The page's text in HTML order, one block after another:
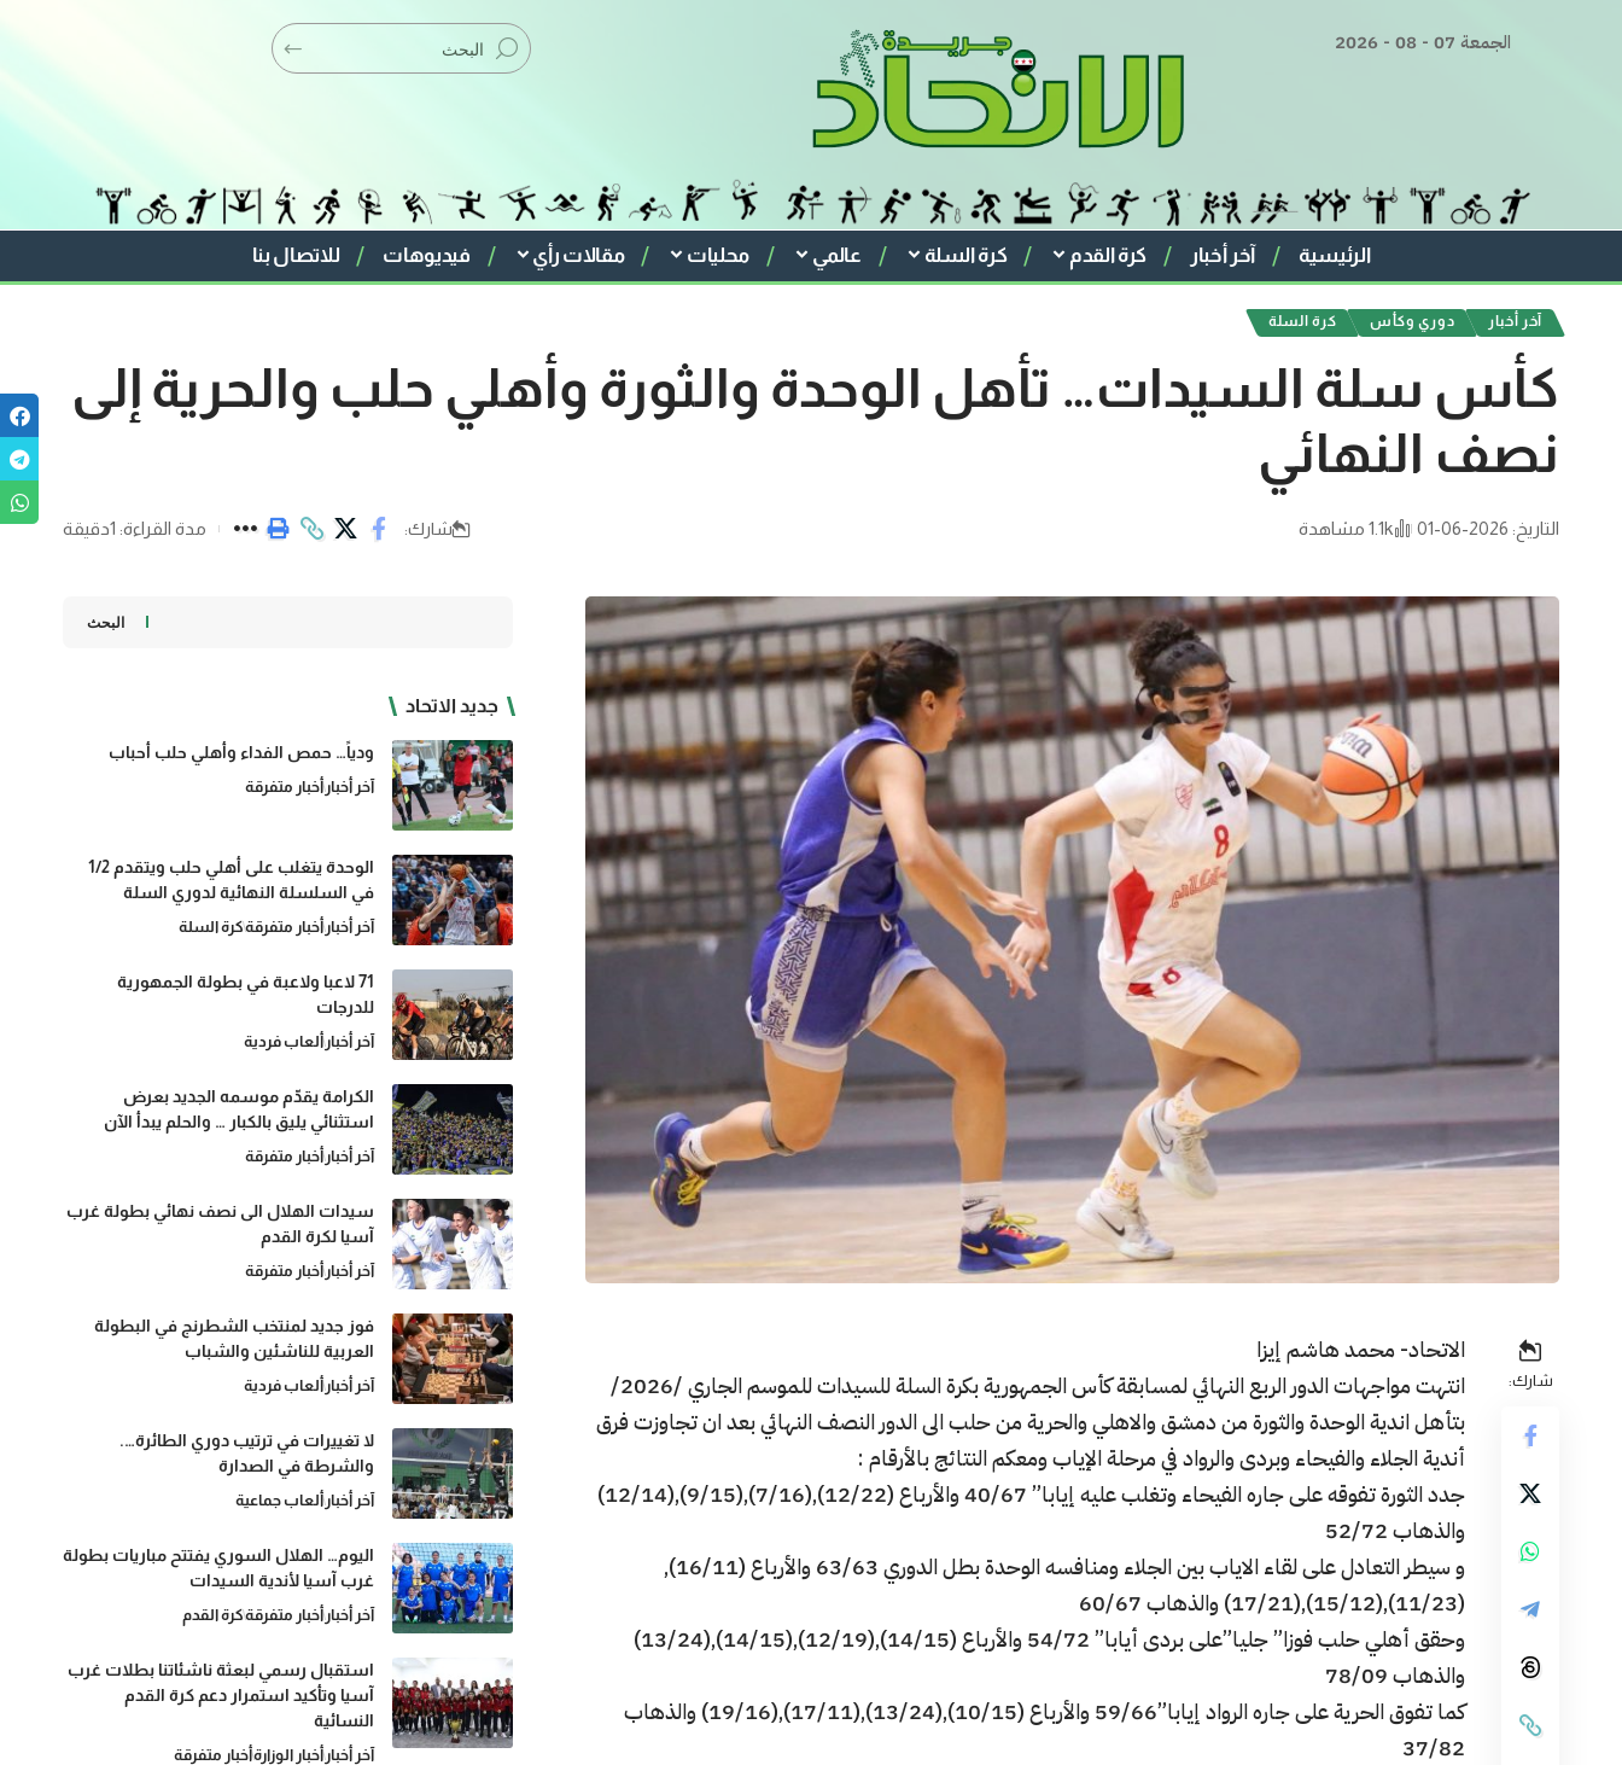
الجمعة 07 - 08 - 2026
الرئيسية آخر أخبار كرة القدم كرة السلة عالمي محليات مقالات رأي فيديوهات للاتصال بنا
آخر أخبار دوري وكأس كرة السلة
كأس سلة السيدات… تأهل الوحدة والثورة وأهلي حلب والحرية إلى
نصف النهائي
التاريخ: 2026-06-01 1.1k مشاهدة شارك: مدة القراءة: 1دقيقة
شارك:
الاتحاد- محمد هاشم إيزا
انتهت مواجهات الدور الربع النهائي لمسابقة كأس الجمهورية بكرة السلة للسيدات للموسم الجاري /2026/
بتأهل اندية الوحدة والثورة من دمشق والاهلي والحرية من حلب الى الدور النصف النهائي بعد ان تجاوزت فرق
أندية الجلاء والفيحاء وبردى والرواد في مرحلة الإياب ومعكم النتائج بالأرقام :
جدد الثورة تفوقه على جاره الفيحاء وتغلب عليه إيابا” 40/67 والأرباع (12/22),(7/16),(9/15),(12/14)
والذهاب 52/72
و سيطر التعادل على لقاء الاياب بين الجلاء ومنافسه الوحدة بطل الدوري 63/63 والأرباع (16/11),
(11/23),(15/12),(17/21) والذهاب 60/67
وحقق أهلي حلب فوزا” جليا”على بردى أيابا” 54/72 والأرباع (14/15),(12/19),(14/15),(13/24)
والذهاب 78/09
كما تفوق الحرية على جاره الرواد إيابا”59/66 والأرباع (10/15),(13/24),(17/11),(19/16) والذهاب
37/82
البحث
جديد الاتحاد
ودياً… حمص الفداء وأهلي حلب أحباب
آخر أخبارأخبار متفرقة
الوحدة يتغلب على أهلي حلب ويتقدم 1/2
في السلسلة النهائية لدوري السلة
آخر أخبارأخبار متفرقةكرة السلة
71 لاعبا ولاعبة في بطولة الجمهورية
للدرجات
آخر أخبارألعاب فردية
الكرامة يقدّم موسمه الجديد بعرض
استثنائي يليق بالكبار … والحلم يبدأ الآن
آخر أخبارأخبار متفرقة
سيدات الهلال الى نصف نهائي بطولة غرب
آسيا لكرة القدم
آخر أخبارأخبار متفرقة
فوز جديد لمنتخب الشطرنج في البطولة
العربية للناشئين والشباب
آخر أخبارألعاب فردية
لا تغييرات في ترتيب دوري الطائرة….
والشرطة في الصدارة
آخر أخبارألعاب جماعية
اليوم… الهلال السوري يفتتح مباريات بطولة
غرب آسيا لأندية السيدات
آخر أخبارأخبار متفرقةكرة القدم
استقبال رسمي لبعثة ناشئاتنا بطلات غرب
آسيا وتأكيد استمرار دعم كرة القدم
النسائية
آخر أخبارأخبار الوزارةأخبار متفرقة